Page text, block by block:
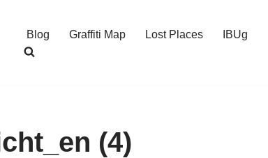
Blog Graffiti Map Lost Places IBUg
(4)